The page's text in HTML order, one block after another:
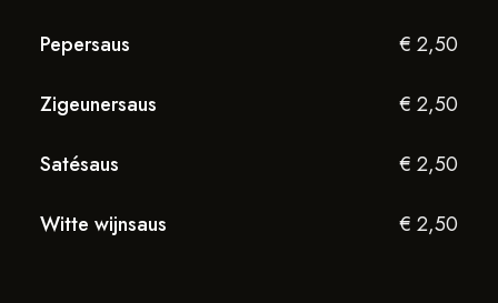
Pepersaus € 2,50
Zigeunersaus € 2,50
Satésaus € 2,50
Witte wijnsaus € 2,50